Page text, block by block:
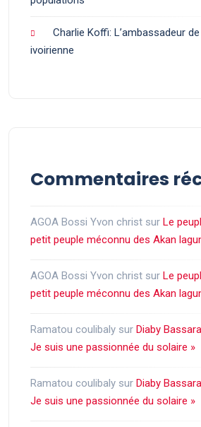
Charlie Koffi: L’ambassadeur
ivoirienne
Commentaires
AGOA Bossi Yvon christ sur Le
petit peuple méconnu des Akan
AGOA Bossi Yvon christ sur Le
petit peuple méconnu des Akan
Ramatou coulibaly sur Diaby
Je suis une passionnée du solaire »
Ramatou coulibaly sur Diaby
Je suis une passionnée du solaire »